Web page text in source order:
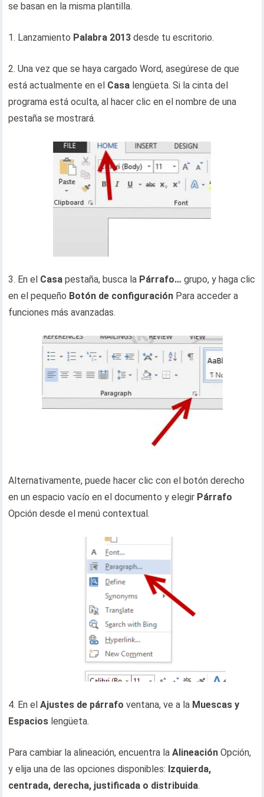
se basan en la misma plantilla.
1. Lanzamiento Palabra 2013 desde tu escritorio.
2. Una vez que se haya cargado Word, asegúrese de que
está actualmente en el Casa lengüeta. Si la cinta del
programa está oculta, al hacer clic en el nombre de una
pestaña se mostrará.
3. En el Casa pestaña, busca la Párrafo…grupo, y haga clic
en el pequeño Botón de configuración Para acceder a
funciones más avanzadas.
Alternativamente, puede hacer clic con el botón derecho
en un espacio vacío en el documento y elegir Párrafo
Opción desde el menú contextual.
4. En elAjustes de párrafo ventana, ve a la Muescas y
Espacios lengüeta.
Para cambiar la alineación, encuentra la Alineación Opción,
y elija una de las opciones disponibles: Izquierda,
centrada, derecha, justificada o distribuida.